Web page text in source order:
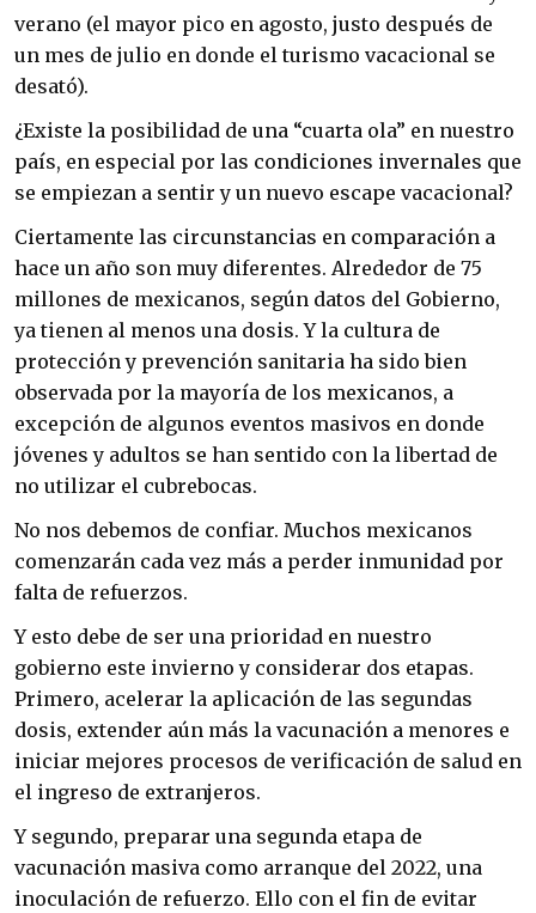
verano (el mayor pico en agosto, justo después de
un mes de julio en donde el turismo vacacional se
desató).
¿Existe la posibilidad de una “cuarta ola” en nuestro
país, en especial por las condiciones invernales que
se empiezan a sentir y un nuevo escape vacacional?
Ciertamente las circunstancias en comparación a
hace un año son muy diferentes. Alrededor de 75
millones de mexicanos, según datos del Gobierno,
ya tienen al menos una dosis. Y la cultura de
protección y prevención sanitaria ha sido bien
observada por la mayoría de los mexicanos, a
excepción de algunos eventos masivos en donde
jóvenes y adultos se han sentido con la libertad de
no utilizar el cubrebocas.
No nos debemos de confiar. Muchos mexicanos
comenzarán cada vez más a perder inmunidad por
falta de refuerzos.
Y esto debe de ser una prioridad en nuestro
gobierno este invierno y considerar dos etapas.
Primero, acelerar la aplicación de las segundas
dosis, extender aún más la vacunación a menores e
iniciar mejores procesos de verificación de salud en
el ingreso de extranjeros.
Y segundo, preparar una segunda etapa de
vacunación masiva como arranque del 2022, una
inoculación de refuerzo. Ello con el fin de evitar